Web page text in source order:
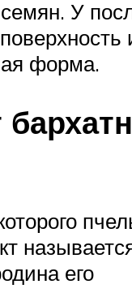
У
форма.
его